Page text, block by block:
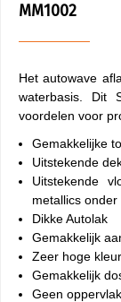
MM1002
Het autowave
waterbasis. Dit
voordelen voor
Gemakkelijke
Uitstekende
Uitstekende
metallics onder
Dikke Autolak
Gemakkelijk
Zeer hoge
Gemakkelijk
Geen